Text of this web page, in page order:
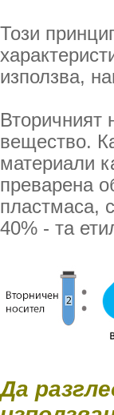
Този
използва,
Вторичният
вещество.
материали
преварена
пластмаса,
40% - та
Да